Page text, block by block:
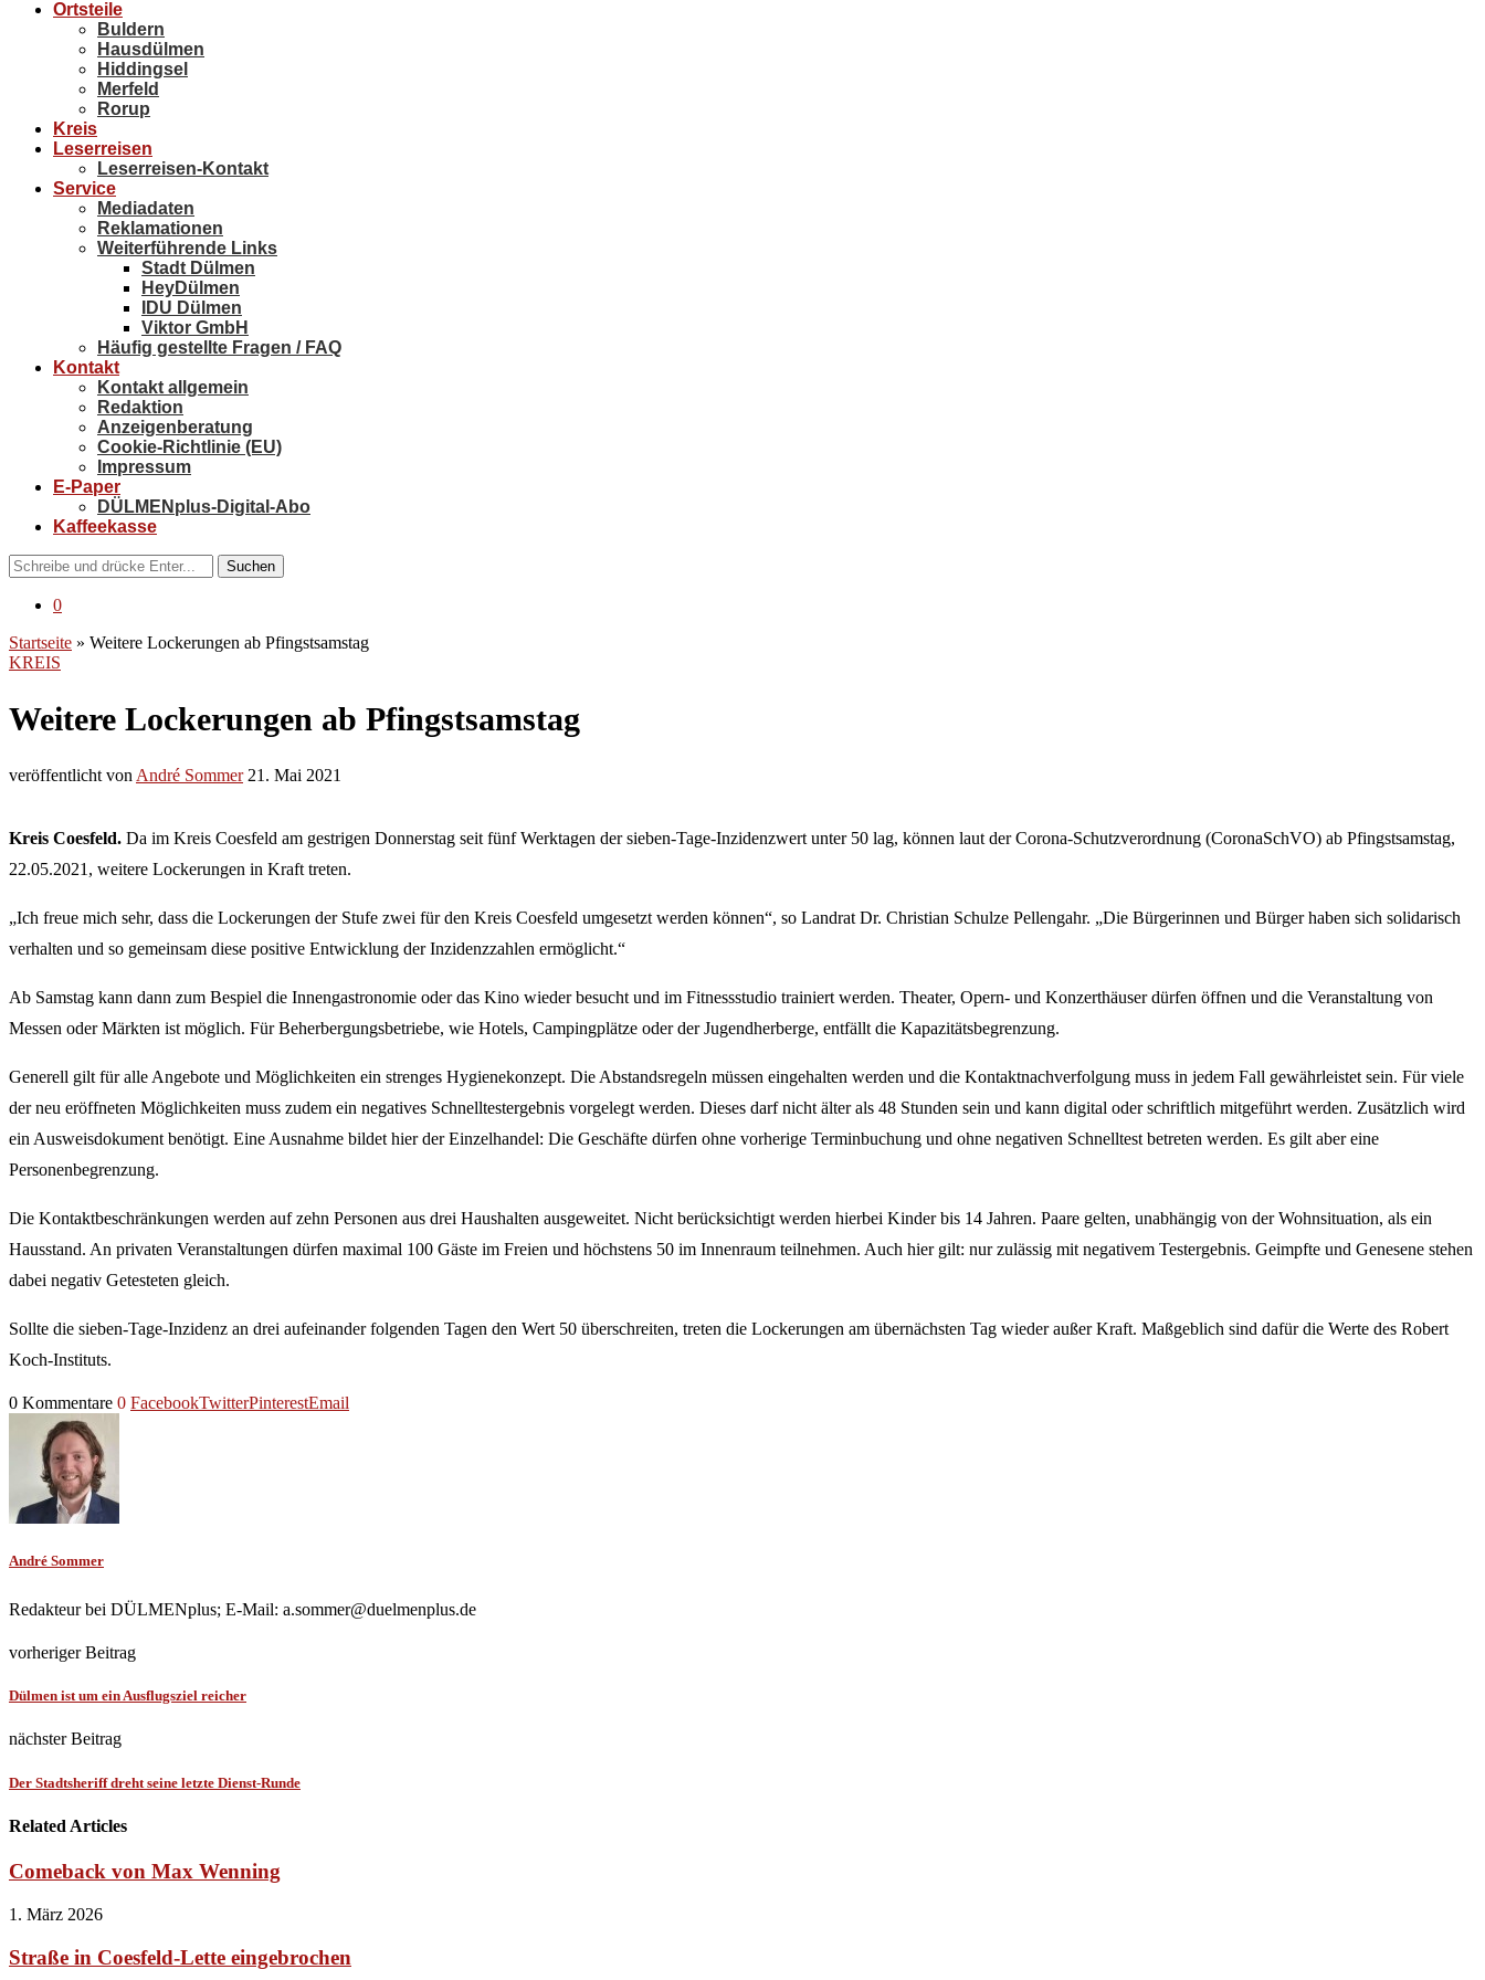
Ortsteile
Buldern
Hausdülmen
Hiddingsel
Merfeld
Rorup
Kreis
Leserreisen
Leserreisen-Kontakt
Service
Mediadaten
Reklamationen
Weiterführende Links
Stadt Dülmen
HeyDülmen
IDU Dülmen
Viktor GmbH
Häufig gestellte Fragen / FAQ
Kontakt
Kontakt allgemein
Redaktion
Anzeigenberatung
Cookie-Richtlinie (EU)
Impressum
E-Paper
DÜLMENplus-Digital-Abo
Kaffeekasse
Suchen
0
Startseite » Weitere Lockerungen ab Pfingstsamstag
KREIS
Weitere Lockerungen ab Pfingstsamstag
veröffentlicht von André Sommer 21. Mai 2021
Kreis Coesfeld. Da im Kreis Coesfeld am gestrigen Donnerstag seit fünf Werktagen der sieben-Tage-Inzidenzwert unter 50 lag, können laut der Corona-Schutzverordnung (CoronaSchVO) ab Pfingstsamstag,
22.05.2021, weitere Lockerungen in Kraft treten.
„Ich freue mich sehr, dass die Lockerungen der Stufe zwei für den Kreis Coesfeld umgesetzt werden können“, so Landrat Dr. Christian Schulze Pellengahr. „Die Bürgerinnen und Bürger haben sich solidarisch
verhalten und so gemeinsam diese positive Entwicklung der Inzidenzzahlen ermöglicht.“
Ab Samstag kann dann zum Bespiel die Innengastronomie oder das Kino wieder besucht und im Fitnessstudio trainiert werden. Theater, Opern- und Konzerthäuser dürfen öffnen und die Veranstaltung von
Messen oder Märkten ist möglich. Für Beherbergungsbetriebe, wie Hotels, Campingplätze oder der Jugendherberge, entfällt die Kapazitätsbegrenzung.
Generell gilt für alle Angebote und Möglichkeiten ein strenges Hygienekonzept. Die Abstandsregeln müssen eingehalten werden und die Kontaktnachverfolgung muss in jedem Fall gewährleistet sein. Für viele
der neu eröffneten Möglichkeiten muss zudem ein negatives Schnelltestergebnis vorgelegt werden. Dieses darf nicht älter als 48 Stunden sein und kann digital oder schriftlich mitgeführt werden. Zusätzlich wird
ein Ausweisdokument benötigt. Eine Ausnahme bildet hier der Einzelhandel: Die Geschäfte dürfen ohne vorherige Terminbuchung und ohne negativen Schnelltest betreten werden. Es gilt aber eine
Personenbegrenzung.
Die Kontaktbeschränkungen werden auf zehn Personen aus drei Haushalten ausgeweitet. Nicht berücksichtigt werden hierbei Kinder bis 14 Jahren. Paare gelten, unabhängig von der Wohnsituation, als ein
Hausstand. An privaten Veranstaltungen dürfen maximal 100 Gäste im Freien und höchstens 50 im Innenraum teilnehmen. Auch hier gilt: nur zulässig mit negativem Testergebnis. Geimpfte und Genesene stehen
dabei negativ Getesteten gleich.
Sollte die sieben-Tage-Inzidenz an drei aufeinander folgenden Tagen den Wert 50 überschreiten, treten die Lockerungen am übernächsten Tag wieder außer Kraft. Maßgeblich sind dafür die Werte des Robert
Koch-Instituts.
0 Kommentare 0 FacebookTwitterPinterestEmail
André Sommer
Redakteur bei DÜLMENplus; E-Mail: a.sommer@duelmenplus.de
vorheriger Beitrag
Dülmen ist um ein Ausflugsziel reicher
nächster Beitrag
Der Stadtsheriff dreht seine letzte Dienst-Runde
Related Articles
Comeback von Max Wenning
1. März 2026
Straße in Coesfeld-Lette eingebrochen